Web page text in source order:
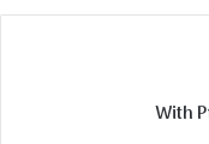
With